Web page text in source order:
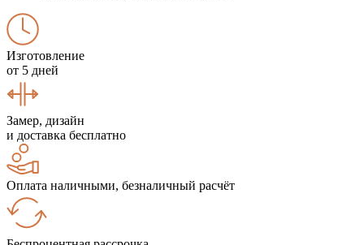
Изготовление
от 5 дней
Замер, дизайн
и доставка бесплатно
Оплата наличными, безналичный расчёт